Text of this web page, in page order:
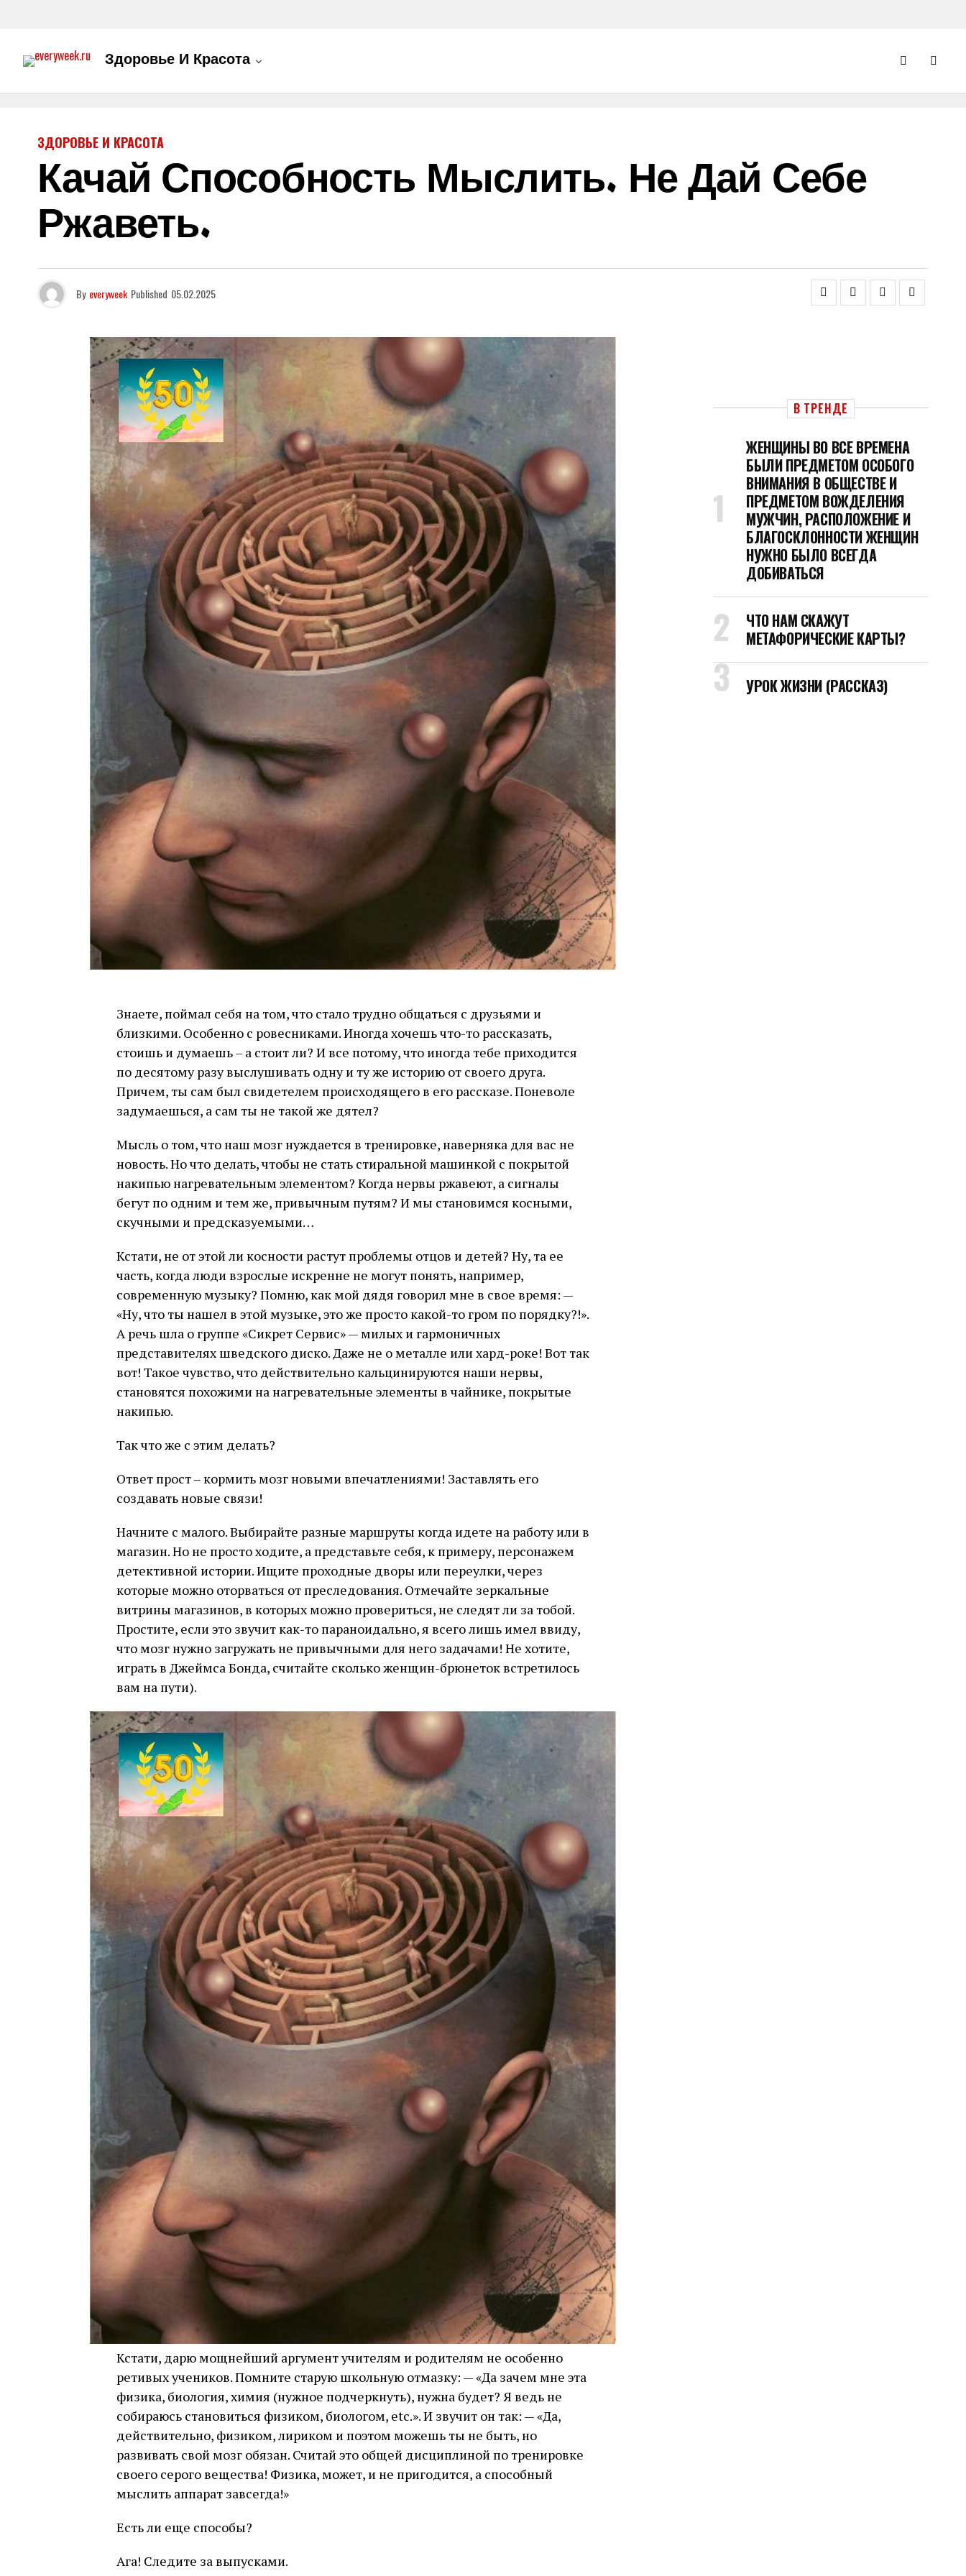
Здоровье И Красота
ЗДОРОВЬЕ И КРАСОТА
Качай Способность Мыслить. Не Дай Себе
Ржаветь.
By everyweek Published 05.02.2025
Знаете, поймал себя на том, что стало трудно общаться с друзьями и
близкими. Особенно с ровесниками. Иногда хочешь что-то рассказать,
стоишь и думаешь – а стоит ли? И все потому, что иногда тебе приходится
по десятому разу выслушивать одну и ту же историю от своего друга.
Причем, ты сам был свидетелем происходящего в его рассказе. Поневоле
задумаешься, а сам ты не такой же дятел?
Мысль о том, что наш мозг нуждается в тренировке, наверняка для вас не
новость. Но что делать, чтобы не стать стиральной машинкой с покрытой
накипью нагревательным элементом? Когда нервы ржавеют, а сигналы
бегут по одним и тем же, привычным путям? И мы становимся косными,
скучными и предсказуемыми…
Кстати, не от этой ли косности растут проблемы отцов и детей? Ну, та ее
часть, когда люди взрослые искренне не могут понять, например,
современную музыку? Помню, как мой дядя говорил мне в свое время: —
«Ну, что ты нашел в этой музыке, это же просто какой-то гром по порядку?!».
А речь шла о группе «Сикрет Сервис» — милых и гармоничных
представителях шведского диско. Даже не о металле или хард-роке! Вот так
вот! Такое чувство, что действительно кальцинируются наши нервы,
становятся похожими на нагревательные элементы в чайнике, покрытые
накипью.
Так что же с этим делать?
Ответ прост – кормить мозг новыми впечатлениями! Заставлять его
создавать новые связи!
Начните с малого. Выбирайте разные маршруты когда идете на работу или в
магазин. Но не просто ходите, а представьте себя, к примеру, персонажем
детективной истории. Ищите проходные дворы или переулки, через
которые можно оторваться от преследования. Отмечайте зеркальные
витрины магазинов, в которых можно провериться, не следят ли за тобой.
Простите, если это звучит как-то параноидально, я всего лишь имел ввиду,
что мозг нужно загружать не привычными для него задачами! Не хотите,
играть в Джеймса Бонда, считайте сколько женщин-брюнеток встретилось
вам на пути).
Кстати, дарю мощнейший аргумент учителям и родителям не особенно
ретивых учеников. Помните старую школьную отмазку: — «Да зачем мне эта
физика, биология, химия (нужное подчеркнуть), нужна будет? Я ведь не
собираюсь становиться физиком, биологом, etc.». И звучит он так: — «Да,
действительно, физиком, лириком и поэтом можешь ты не быть, но
развивать свой мозг обязан. Считай это общей дисциплиной по тренировке
своего серого вещества! Физика, может, и не пригодится, а способный
мыслить аппарат завсегда!»
Есть ли еще способы?
Ага! Следите за выпусками.
В ТРЕНДЕ
ЖЕНЩИНЫ ВО ВСЕ ВРЕМЕНА
БЫЛИ ПРЕДМЕТОМ ОСОБОГО
ВНИМАНИЯ В ОБЩЕСТВЕ И
ПРЕДМЕТОМ ВОЖДЕЛЕНИЯ
МУЖЧИН, РАСПОЛОЖЕНИЕ И
БЛАГОСКЛОННОСТИ ЖЕНЩИН
НУЖНО БЫЛО ВСЕГДА
ДОБИВАТЬСЯ
ЧТО НАМ СКАЖУТ
МЕТАФОРИЧЕСКИЕ КАРТЫ?
УРОК ЖИЗНИ (РАССКАЗ)